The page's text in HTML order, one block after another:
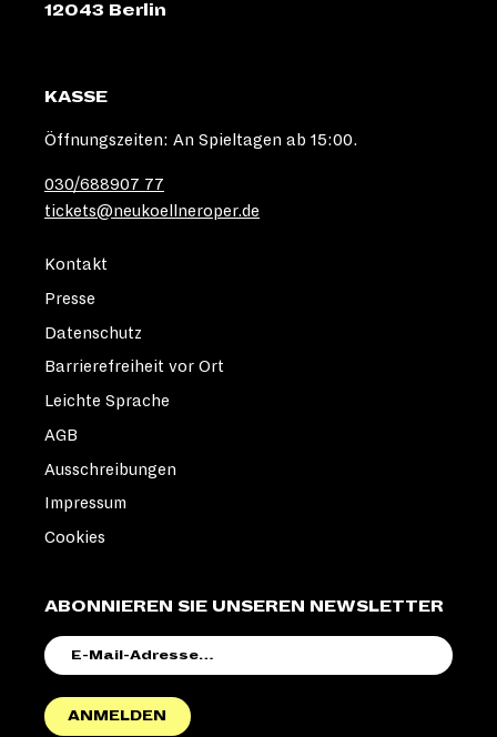
12043 Berlin
KASSE
Öffnungszeiten: An Spieltagen ab 15:00.
030/688907 77
tickets@neukoellneroper.de
ABONNIEREN SIE UNSEREN NEWSLETTER
MAIL-
ANMELDEN
Kontakt
Presse
Datenschutz
Barrierefreiheit vor Ort
Leichte Sprache
AGB
Ausschreibungen
Impressum
Cookies